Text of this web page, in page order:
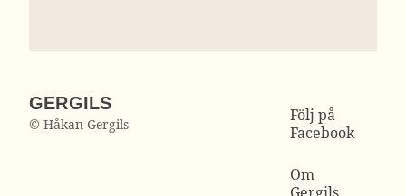
GERGILS
© Håkan Gergils
Följ på
Facebook
Om